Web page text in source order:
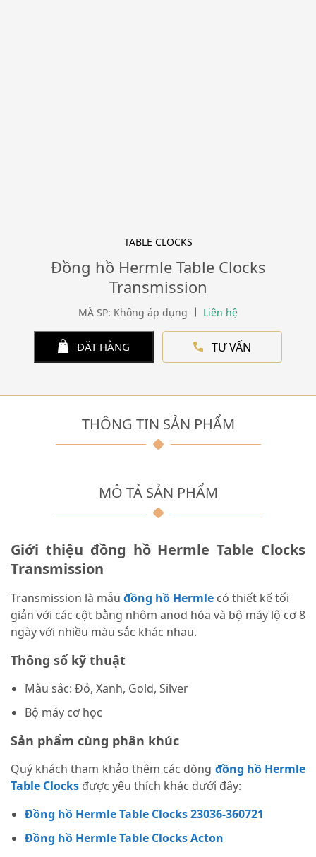
TABLE CLOCKS
Đồng hồ Hermle Table Clocks
Transmission
MÃ SP: Không áp dụng Liên hệ
ĐẶT HÀNG TƯ VẤN
MÔ TẢ SẢN PHẨM
Giới thiệu đồng hồ Hermle Table Clocks
Transmission
Transmission là mẫu đồng hồ Hermle có thiết kế tối
giản với các cột bằng nhôm anod hóa và bộ máy lộ cơ 8
ngày với nhiều màu sắc khác nhau.
Thông số kỹ thuật
Màu sắc: Đỏ, Xanh, Gold, Silver
Bộ máy cơ học
Sản phẩm cùng phân khúc
Quý khách tham khảo thêm các dòng đồng hồ Hermle
Table Clocks được yêu thích khác dưới đây:
Đồng hồ Hermle Table Clocks 23036-360721
Đồng hồ Hermle Table Clocks Acton
THÔNG TIN SẢN PHẨM